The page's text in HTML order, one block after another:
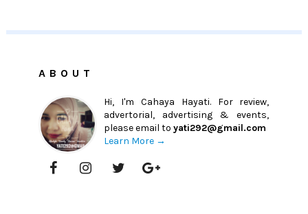
ABOUT
Hi, I'm Cahaya Hayati. For review,
advertorial, advertising & events,
please email toyati292@gmail.com
Learn More →